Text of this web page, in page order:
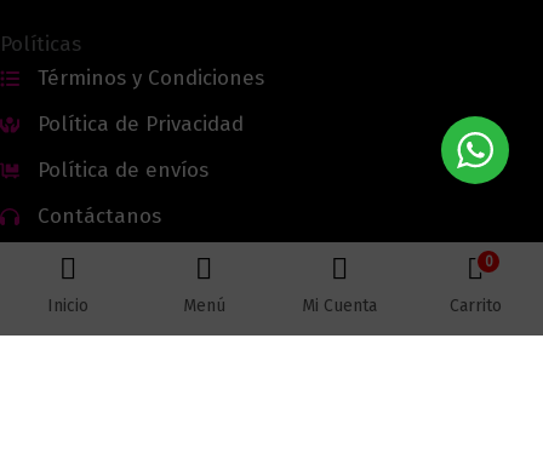
Políticas
Términos y Condiciones
Política de Privacidad
Política de envíos
Contáctanos
Todos los derechos reservados © 2026 Lectores.co |
Inicio Menú Mi Cuenta
0
Carrito